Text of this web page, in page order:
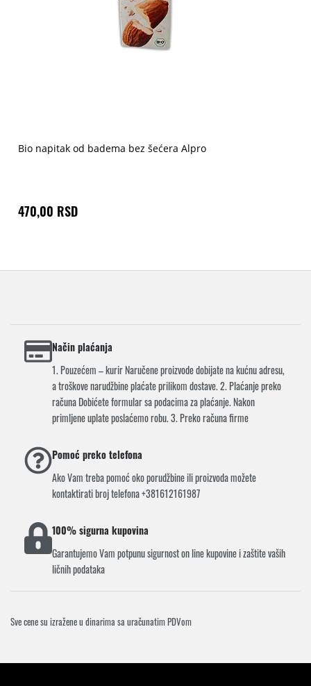
Bio napitak od badema bez šećera Alpro
470,00 RSD
Način plaćanja
1. Pouzećem – kurir Naručene proizvode dobijate na kućnu adresu,
a troškove narudžbine plaćate prilikom dostave. 2. Plaćanje preko
računa Dobićete formular sa podacima za plaćanje. Nakon
primljene uplate poslaćemo robu. 3. Preko računa firme
Pomoć preko telefona
Ako Vam treba pomoć oko porudžbine ili proizvoda možete
kontaktirati broj telefona +381612161987
100% sigurna kupovina
Garantujemo Vam potpunu sigurnost on line kupovine i zaštite vaših
ličnih podataka
Sve cene su izražene u dinarima sa uračunatim PDVom